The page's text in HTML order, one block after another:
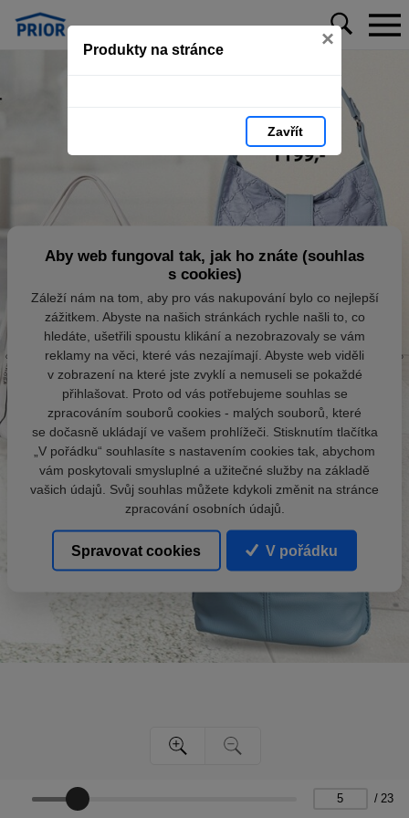
Produkty na stránce ×
Zavřít
/ 23
Aby web fungoval tak, jak ho znáte (souhlas
s cookies)
Záleží nám na tom, aby pro vás nakupování bylo co nejlepší
zážitkem. Abyste na našich stránkách rychle našli to, co
hledáte, ušetřili spoustu klikání a nezobrazovaly se vám
reklamy na věci, které vás nezajímají. Abyste web viděli
v zobrazení na které jste zvyklí a nemuseli se pokaždé
přihlašovat. Proto od vás potřebujeme souhlas se
zpracováním souborů cookies - malých souborů, které
se dočasně ukládají ve vašem prohlížeči. Stisknutím tlačítka
„V pořádku“ souhlasíte s nastavením cookies tak, abychom
vám poskytovali smysluplné a užitečné služby na základě
vašich údajů. Svůj souhlas můžete kdykoli změnit na stránce
zpracování osobních údajů.
Spravovat cookies V pořádku